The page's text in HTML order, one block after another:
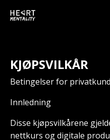
KJØPSVILKÅR
Betingelser for
Innledning
Disse kjøpsvilkårene
nettkurs og digitale